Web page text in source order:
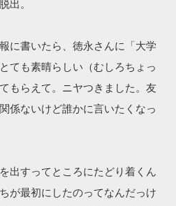
出。
に書いたら、徳永さんに「大学
ても素晴らしい（むしろちょっ
もらえて。ニヤつきました。友
係ないけど誰かに言いたくなっ
出すってところにたどり着くん
が最初にしたのってなんだっけ